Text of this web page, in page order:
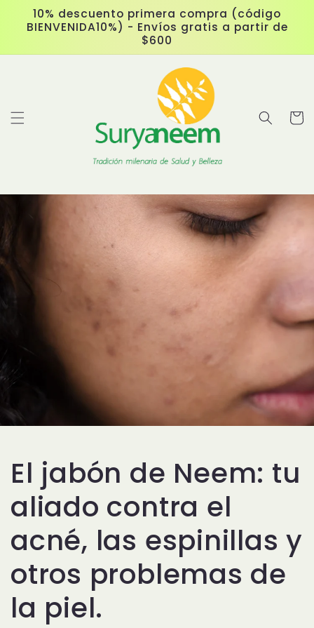
directamente
al contenido
10% descuento primera compra (código
BIENVENIDA10%) - Envíos gratis a partir de
$600
Carrito
El jabón de Neem: tu
aliado contra el
acné, las espinillas y
otros problemas de
la piel.